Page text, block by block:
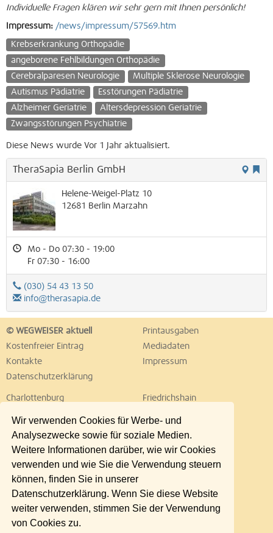
Wir verwenden Cookies für Werbe- und
Analysezwecke sowie für soziale Medien.
Weitere Informationen darüber, wie wir Cookies
verwenden und wie Sie die Verwendung steuern
können, finden Sie in unserer
Datenschutzerklärung. Wenn Sie diese Website
weiter verwenden, stimmen Sie der Verwendung
von Cookies zu.
Individuelle Fragen klären wir sehr gern mit Ihnen persönlich!
Impressum: /news/impressum/57569.htm
Krebserkrankung Orthopädie
angeborene Fehlbildungen Orthopädie
Cerebralparesen Neurologie
Multiple Sklerose Neurologie
Autismus Pädiatrie
Esstörungen Pädiatrie
Alzheimer Geriatrie
Altersdepression Geriatrie
Zwangsstörungen Psychiatrie
Diese News wurde Vor 1 Jahr aktualisiert.
TheraSapia Berlin GmbH
Helene-Weigel-Platz 10
12681 Berlin Marzahn
Mo - Do 07:30 - 19:00
Fr 07:30 - 16:00
(030) 54 43 13 50
info@therasapia.de
© WEGWEISER aktuell
Printausgaben
Kostenfreier Eintrag
Mediadaten
Kontakte
Impressum
Datenschutzerklärung
Charlottenburg
Friedrichshain
Lichtenberg
Marzahn
Neukölln
Pankow
Reinickendorf
Schöneberg
Spandau
Steglitz
Tempelhof